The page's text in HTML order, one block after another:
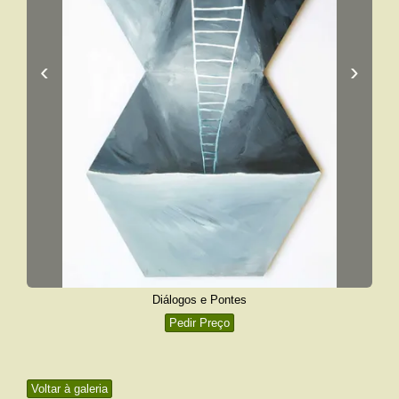
Voltar à galeria
‹ ›
Diálogos e Pontes
Pedir Preço